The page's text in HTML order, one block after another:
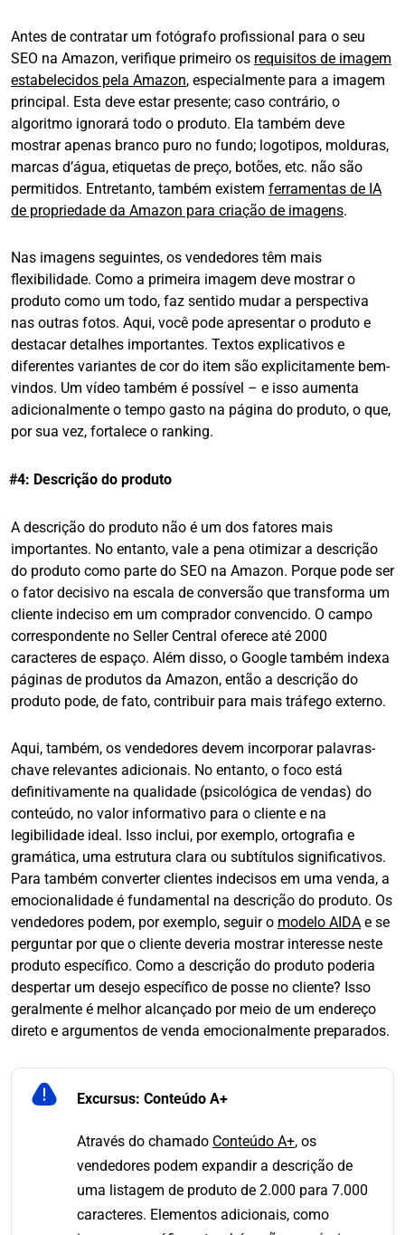
Antes de contratar um fotógrafo profissional para o seu
SEO na Amazon, verifique primeiro os requisitos de imagem
estabelecidos pela Amazon, especialmente para a imagem
principal. Esta deve estar presente; caso contrário, o
algoritmo ignorará todo o produto. Ela também deve
mostrar apenas branco puro no fundo; logotipos, molduras,
marcas d’água, etiquetas de preço, botões, etc. não são
permitidos. Entretanto, também existem ferramentas de IA
de propriedade da Amazon para criação de imagens.
Nas imagens seguintes, os vendedores têm mais
flexibilidade. Como a primeira imagem deve mostrar o
produto como um todo, faz sentido mudar a perspectiva
nas outras fotos. Aqui, você pode apresentar o produto e
destacar detalhes importantes. Textos explicativos e
diferentes variantes de cor do item são explicitamente bem-
vindos. Um vídeo também é possível – e isso aumenta
adicionalmente o tempo gasto na página do produto, o que,
por sua vez, fortalece o ranking.
#4: Descrição do produto
A descrição do produto não é um dos fatores mais
importantes. No entanto, vale a pena otimizar a descrição
do produto como parte do SEO na Amazon. Porque pode ser
o fator decisivo na escala de conversão que transforma um
cliente indeciso em um comprador convencido. O campo
correspondente no Seller Central oferece até 2000
caracteres de espaço. Além disso, o Google também indexa
páginas de produtos da Amazon, então a descrição do
produto pode, de fato, contribuir para mais tráfego externo.
Aqui, também, os vendedores devem incorporar palavras-
chave relevantes adicionais. No entanto, o foco está
definitivamente na qualidade (psicológica de vendas) do
conteúdo, no valor informativo para o cliente e na
legibilidade ideal. Isso inclui, por exemplo, ortografia e
gramática, uma estrutura clara ou subtítulos significativos.
Para também converter clientes indecisos em uma venda, a
emocionalidade é fundamental na descrição do produto. Os
vendedores podem, por exemplo, seguir o modelo AIDA e se
perguntar por que o cliente deveria mostrar interesse neste
produto específico. Como a descrição do produto poderia
despertar um desejo específico de posse no cliente? Isso
geralmente é melhor alcançado por meio de um endereço
direto e argumentos de venda emocionalmente preparados.
Excursus: Conteúdo A+
Através do chamado Conteúdo A+, os
vendedores podem expandir a descrição de
uma listagem de produto de 2.000 para 7.000
caracteres. Elementos adicionais, como